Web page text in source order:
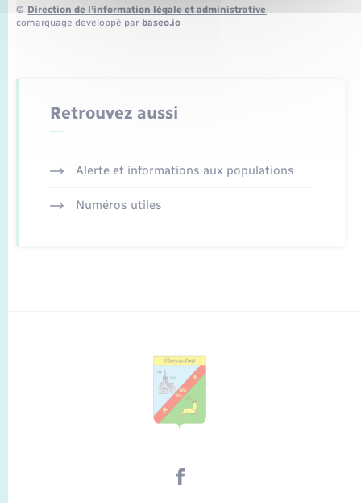
© Direction de l’information légale et administrative
comarquage developpé par baseo.io
Retrouvez aussi
Alerte et informations aux populations
Numéros utiles